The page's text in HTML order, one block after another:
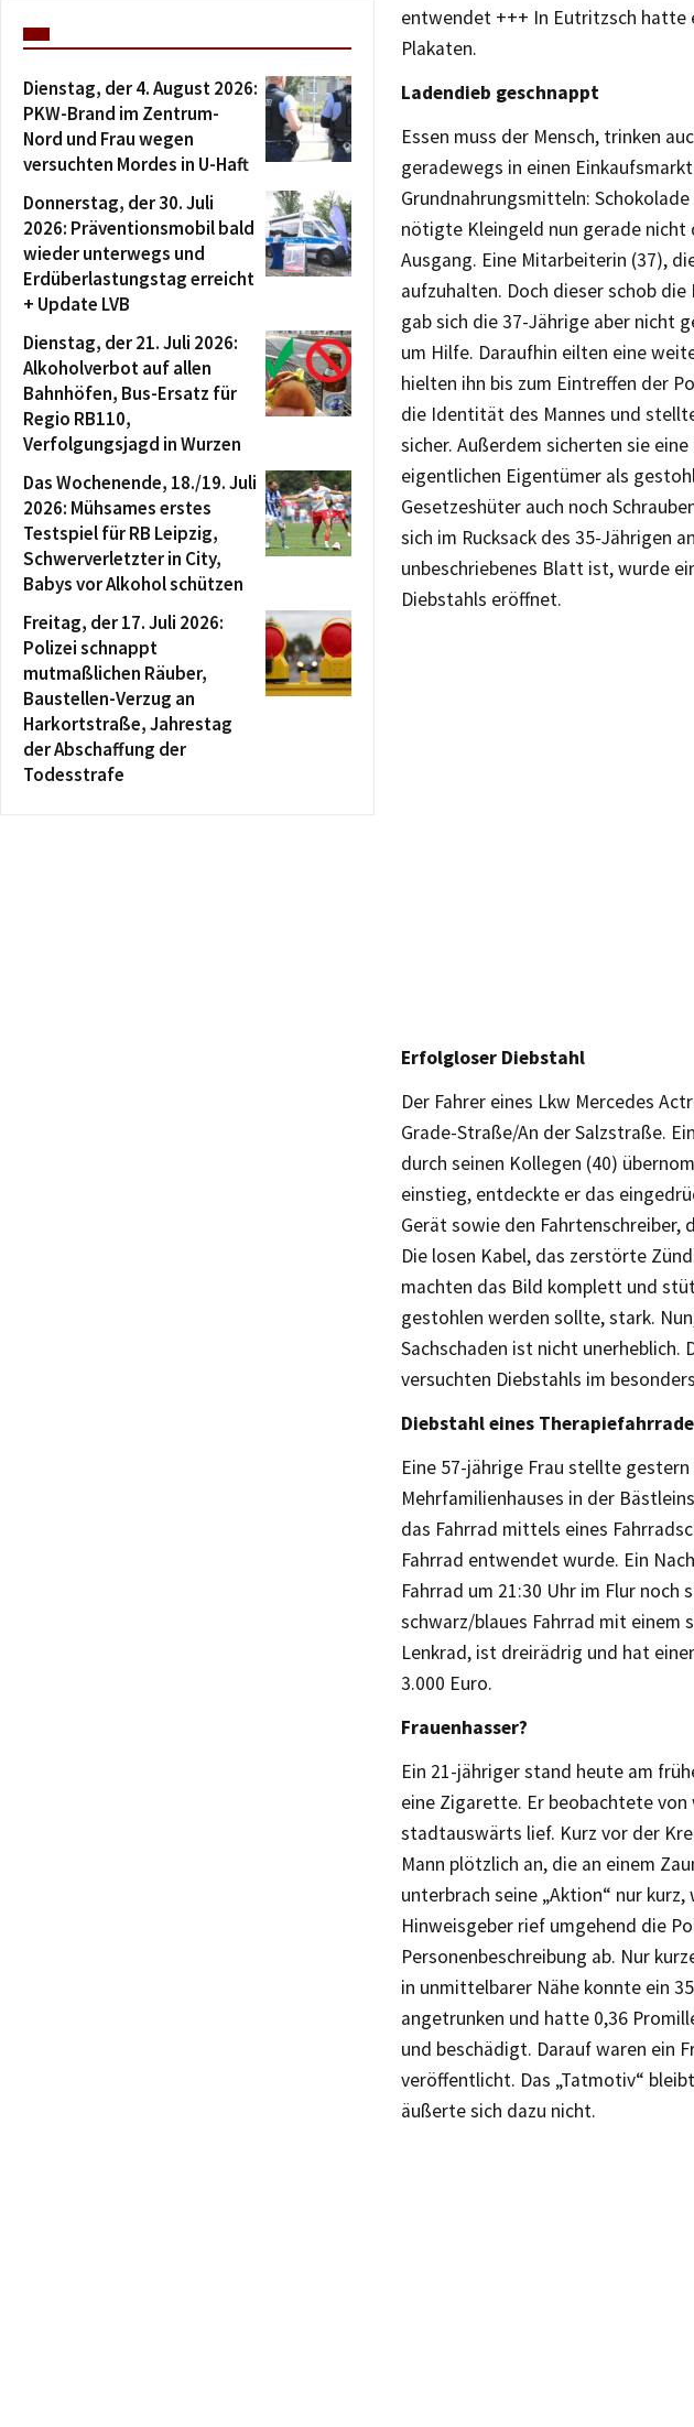
entwendet +++ In Eutritzsch hatte
Plakaten.
Ladendieb geschnappt
Essen muss der Mensch, trinken
geradewegs in einen
Grundnahrungsmitteln: Schokolade
nötigte Kleingeld nun gerade
Ausgang. Eine Mitarbeiterin (37),
aufzuhalten. Doch dieser schob
gab sich die 37-Jährige aber nicht
um Hilfe. Daraufhin eilten eine
hielten ihn bis zum Eintreffen der
die Identität des Mannes und
sicher. Außerdem sicherten sie
eigentlichen Eigentümer als
Gesetzeshüter auch noch
sich im Rucksack des 35-Jährigen
unbeschriebenes Blatt ist, wurde
Diebstahls eröffnet.
Erfolgloser Diebstahl
Der Fahrer eines Lkw Mercedes
Grade-Straße/An der Salzstraße.
durch seinen Kollegen (40)
einstieg, entdeckte er das
Gerät sowie den
Die losen Kabel, das zerstörte
machten das Bild komplett und
gestohlen werden sollte, stark.
Sachschaden ist nicht
versuchten Diebstahls im
Diebstahl eines
Eine 57-jährige Frau stellte
Mehrfamilienhauses in der
das Fahrrad mittels eines
Fahrrad entwendet wurde. Ein
Fahrrad um 21:30 Uhr im Flur noch
schwarz/blaues Fahrrad mit einem
Lenkrad, ist dreirädrig und hat
3.000 Euro.
Frauenhasser?
Ein 21-jähriger stand heute am
eine Zigarette. Er beobachtete
stadtauswärts lief. Kurz vor der
Mann plötzlich an, die an einem
unterbrach seine „Aktion“ nur
Hinweisgeber rief umgehend die
Personenbeschreibung ab. Nur
in unmittelbarer Nähe konnte ein
angetrunken und hatte 0,36
und beschädigt. Darauf waren ein
veröffentlicht. Das „Tatmotiv“
äußerte sich dazu nicht.
Dienstag, der 4. August 2026:
PKW-Brand im Zentrum-
Nord und Frau wegen
versuchten Mordes in U-Haft
Donnerstag, der 30. Juli
2026: Präventionsmobil bald
wieder unterwegs und
Erdüberlastungstag erreicht
+ Update LVB
Dienstag, der 21. Juli 2026:
Alkoholverbot auf allen
Bahnhöfen, Bus-Ersatz für
Regio RB110,
Verfolgungsjagd in Wurzen
Das Wochenende, 18./19. Juli
2026: Mühsames erstes
Testspiel für RB Leipzig,
Schwerverletzter in City,
Babys vor Alkohol schützen
Freitag, der 17. Juli 2026:
Polizei schnappt
mutmaßlichen Räuber,
Baustellen-Verzug an
Harkortstraße, Jahrestag
der Abschaffung der
Todesstrafe